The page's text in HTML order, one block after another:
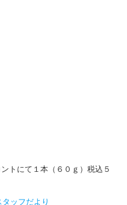
トにて１本（６０ｇ）税込５
タッフだより